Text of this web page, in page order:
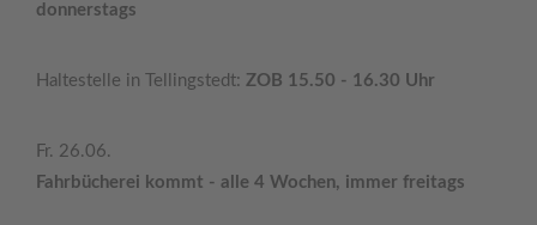
donnerstags
Haltestelle in Tellingstedt: ZOB 15.50 - 16.30 Uhr
Fr. 26.06.
Fahrbücherei kommt - alle 4 Wochen, immer freitags